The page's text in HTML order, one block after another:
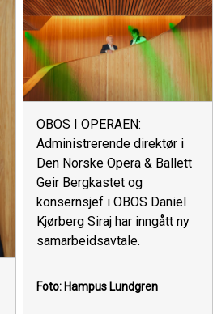
OBOS I OPERAEN:
Administrerende direktør i
Den Norske Opera & Ballett
Geir Bergkastet og
konsernsjef i OBOS Daniel
Kjørberg Siraj har inngått ny
samarbeidsavtale.
Foto: Hampus Lundgren